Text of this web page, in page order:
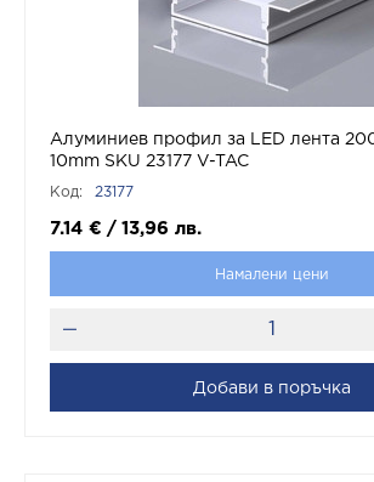
Алуминиев профил за LED лента
10mm SKU 23177 V-TAC
Код: 23177
7.14 € / 13,96 лв.
Намалени цени
Добави в поръчка